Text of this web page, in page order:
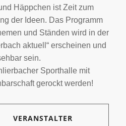
Häppchen ist Zeit zum
der Ideen. Das Programm
und Ständen wird in der
aktuell“ erscheinen und
sein.
Sporthalle mit
gerockt werden!
VERANSTALTER